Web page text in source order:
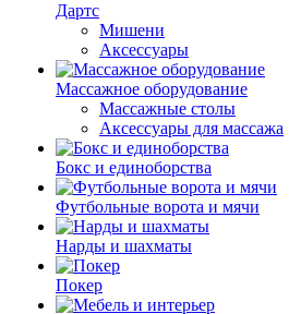
Дартс
Мишени
Аксессуары
Массажное оборудование
Массажные столы
Аксессуары для массажа
Бокс и единоборства
Футбольные ворота и мячи
Нарды и шахматы
Покер